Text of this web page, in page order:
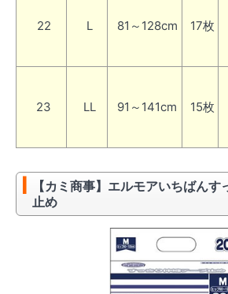
22 L 81～128cm 17枚
23 LL 91～141cm 15枚
【カミ商事】エルモアいちばん
止め